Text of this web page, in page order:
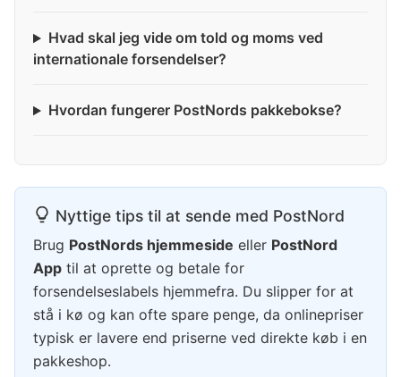
Hvad skal jeg vide om told og moms ved
internationale forsendelser?
Hvordan fungerer PostNords pakkebokse?
Nyttige tips til at sende med PostNord
Brug PostNords hjemmeside eller PostNord
App til at oprette og betale for
forsendelseslabels hjemmefra. Du slipper for at
stå i kø og kan ofte spare penge, da onlinepriser
typisk er lavere end priserne ved direkte køb i en
pakkeshop.